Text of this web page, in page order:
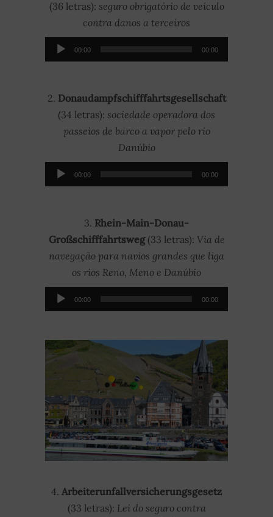
(36 letras): seguro obrigatório de veículo
contra danos a terceiros
Player
00:00 00:00
2. Donaudampfschifffahrtsgesellschaft
(34 letras): sociedade operadora dos
passeios de barco a vapor pelo rio
Danúbio
Player
00:00 00:00
3. Rhein-Main-Donau-
Großschifffahrtsweg(33 letras): Via de
navegação para navios grandes que liga
os rios Reno, Meno e Danúbio
Player
00:00 00:00
4. Arbeiterunfallversicherungsgesetz
(33 letras): Lei do seguro contra